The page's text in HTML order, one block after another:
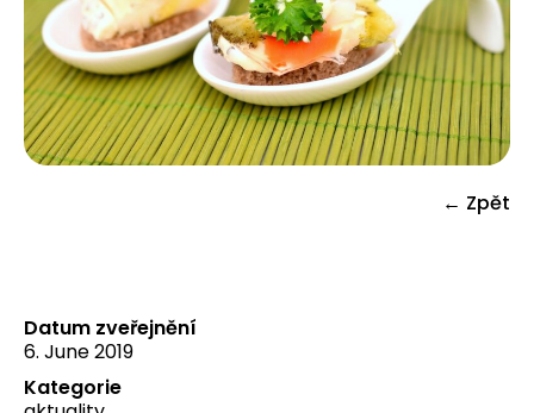
← Zpět
Datum zveřejnění
6. June 2019
Kategorie